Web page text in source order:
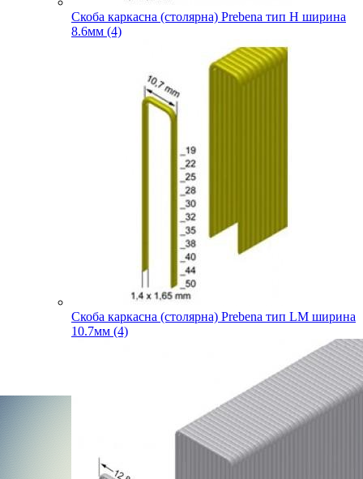
Скоба каркасна (столярна) Prebena тип H ширина
8.6мм (4)
Скоба каркасна (столярна) Prebena тип LM ширина
10.7мм (4)